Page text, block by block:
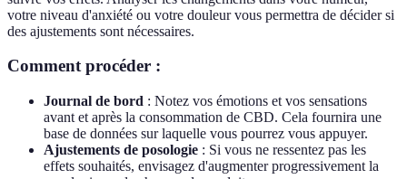
votre niveau d'anxiété ou votre douleur vous permettra de décider si
des ajustements sont nécessaires.
Comment procéder :
Journal de bord : Notez vos émotions et vos sensations
avant et après la consommation de CBD. Cela fournira une
base de données sur laquelle vous pourrez vous appuyer.
Ajustements de posologie : Si vous ne ressentez pas les
effets souhaités, envisagez d'augmenter progressivement la